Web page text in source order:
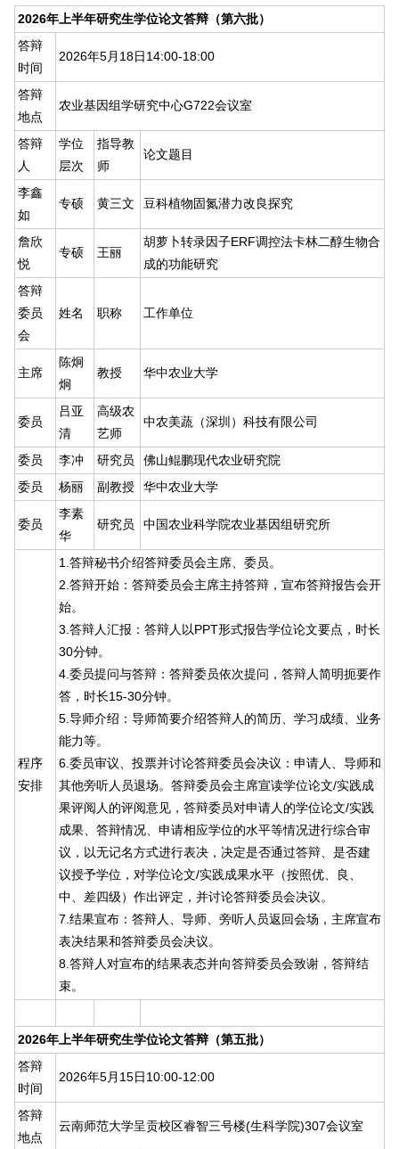
2026年上半年研究生学位论文答辩（第六批）
答辩
时间
2026年5月18日14:00-18:00
答辩
地点
农业基因组学研究中心G722会议室
答辩
人
学位
层次
指导教
师
论文题目
李鑫
如
专硕 黄三文 豆科植物固氮潜力改良探究
詹欣
悦
专硕 王丽
胡萝卜转录因子ERF调控法卡林二醇生物合
成的功能研究
答辩
委员
会
姓名 职称 工作单位
主席
陈炯
炯
教授 华中农业大学
委员
吕亚
清
高级农
艺师
中农美蔬（深圳）科技有限公司
委员 李冲 研究员
佛山鲲鹏现代农业研究院
委员
杨丽 副教授 华中农业大学
委员
李素
华
研究员 中国农业科学院农业基因组研究所
程序
安排
1.答辩秘书介绍答辩委员会主席、委员。
2.答辩开始：答辩委员会主席主持答辩，宣布答辩报告会开
始。
3.答辩人汇报：答辩人以PPT形式报告学位论文要点，时长
30分钟。
4.委员提问与答辩：答辩委员依次提问，答辩人简明扼要作
答，时长15-30分钟。
5.导师介绍：导师简要介绍答辩人的简历、学习成绩、业务
能力等。
6.委员审议、投票并讨论答辩委员会决议：申请人、导师和
其他旁听人员退场。答辩委员会主席宣读学位论文/实践成
果评阅人的评阅意见，答辩委员对申请人的学位论文/实践
成果、答辩情况、申请相应学位的水平等情况进行综合审
议，以无记名方式进行表决，决定是否通过答辩、是否建
议授予学位，对学位论文/实践成果水平（按照优、良、
中、差四级）作出评定，并讨论答辩委员会决议。
7.结果宣布：答辩人、导师、旁听人员返回会场，主席宣布
表决结果和答辩委员会决议。
8.答辩人对宣布的结果表态并向答辩委员会致谢，答辩结
束。
2026年上半年研究生学位论文答辩（第五批）
答辩
时间
2026年5月15日10:00-12:00
答辩
地点
云南师范大学呈贡校区睿智三号楼(生科学院)307会议室